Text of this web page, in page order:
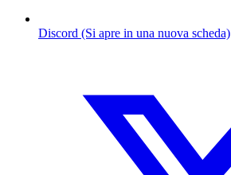
Discord (Si apre in una nuova scheda)